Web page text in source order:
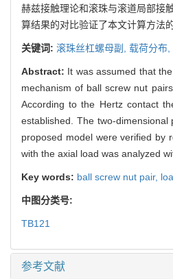
赫兹接触理论和滚珠与滚道局部接
算结果的对比验证了本文计算方法
关键词: 滚珠丝杠螺母副, 载荷分布,
Abstract: It was assumed that
mechanism of ball screw nut
According to the Hertz contact
established. The two-
proposed model were verified by
with the axial load was analyzed
Key words: ball screw nut pair,
中图分类号:
TB121
参考文献